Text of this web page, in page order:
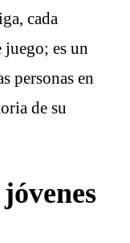
cada
juego; es un
personas en
de su